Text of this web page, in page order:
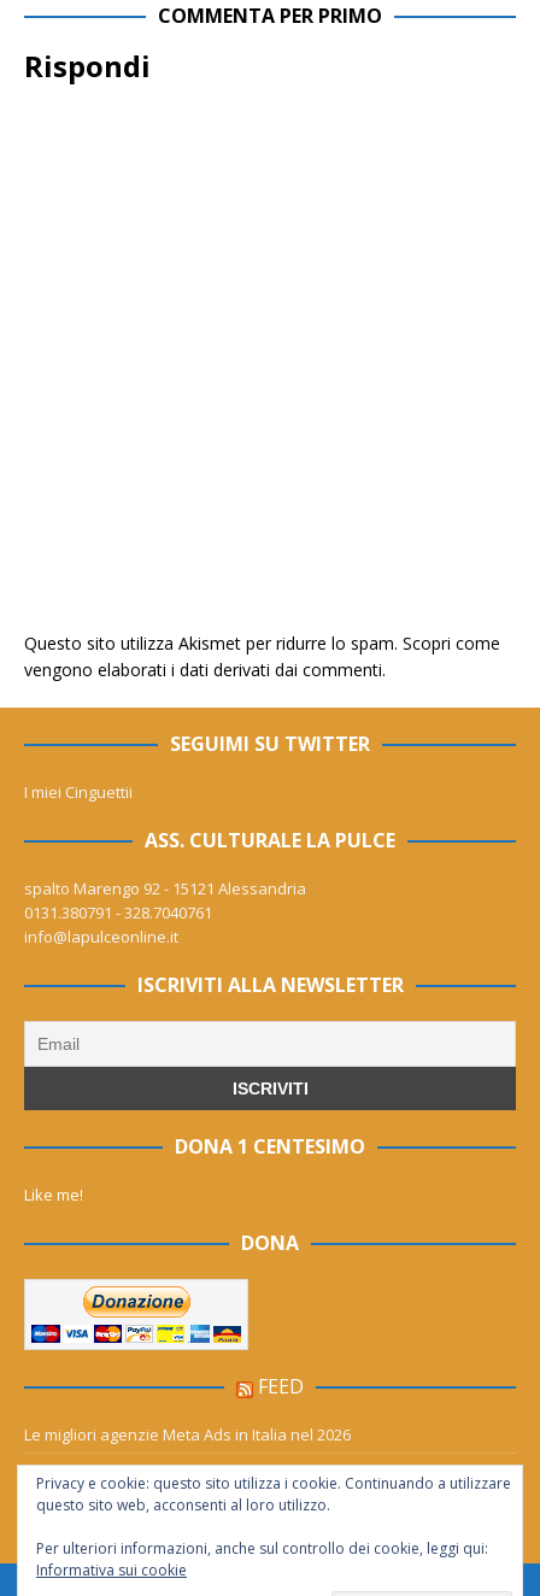
COMMENTA PER PRIMO
Rispondi
Questo sito utilizza Akismet per ridurre lo spam. Scopri come
vengono elaborati i dati derivati dai commenti.
SEGUIMI SU TWITTER
I miei Cinguettii
ASS. CULTURALE LA PULCE
spalto Marengo 92 - 15121 Alessandria
0131.380791 - 328.7040761
info@lapulceonline.it
ISCRIVITI ALLA NEWSLETTER
DONA 1 CENTESIMO
Like me!
DONA
FEED
Le migliori agenzie Meta Ads in Italia nel 2026
Aia Syensqo, il rinnovo divide: stop al cC6O4 dal 2027, ma i comitati
chiedono “zero Pfas subito”
Privacy e cookie: questo sito utilizza i cookie. Continuando a utilizzare
questo sito web, acconsenti al loro utilizzo.
Per ulteriori informazioni, anche sul controllo dei cookie, leggi qui:
Informativa sui cookie